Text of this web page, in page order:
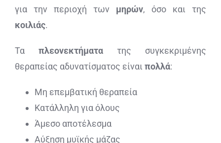
για την περιοχή των μηρών, όσο και της
κοιλιάς.
Τα πλεονεκτήματα της συγκεκριμένης
θεραπείας αδυνατίσματος είναι πολλά:
Μη επεμβατική θεραπεία
Κατάλληλη για όλους
Άμεσο αποτέλεσμα
Αύξηση μυϊκής μάζας